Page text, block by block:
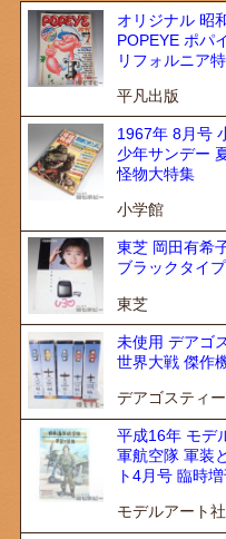
オリジナル 昭
POPEYE ポパ
リフォルニア
平凡出版
1967年 8月号
少年サンデー
怪物大特集
小学館
東芝 岡田有希
ブラックタイ
東芝
未使用 デアゴ
世界大戦 傑作
デアゴスティ
平成16年 モデ
軍航空隊 軍装
ト4月号 臨時
モデルアート社